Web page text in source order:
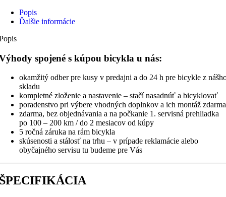
Popis
Ďalšie informácie
spojené s kúpou bicykla u nás:
okamžitý odber pre kusy v predajni a do 24 h pre bicykle z
skladu
kompletné zloženie a nastavenie – stačí nasadnúť a bicyklovať
poradenstvo pri výbere vhodných doplnkov a ich montáž zdarma
zdarma, bez objednávania a na počkanie 1. servisná prehliadka
po 100 – 200 km / do 2 mesiacov od kúpy
5 ročná záruka na rám bicykla
skúsenosti a stálosť na trhu – v prípade reklamácie alebo
obyčajného servisu tu budeme pre Vás